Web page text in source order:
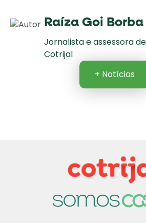
Raíza Goi Borba
Jornalista e assessora
Cotrijal
+ Notícias